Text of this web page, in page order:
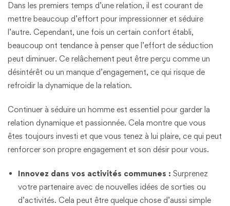
Dans les premiers temps d’une relation, il est courant de
mettre beaucoup d’effort pour impressionner et séduire
l’autre. Cependant, une fois un certain confort établi,
beaucoup ont tendance à penser que l’effort de séduction
peut diminuer. Ce relâchement peut être perçu comme un
désintérêt ou un manque d’engagement, ce qui risque de
refroidir la dynamique de la relation.
Continuer à séduire un homme est essentiel pour garder la
relation dynamique et passionnée. Cela montre que vous
êtes toujours investi et que vous tenez à lui plaire, ce qui peut
renforcer son propre engagement et son désir pour vous.
Innovez dans vos activités communes : Surprenez
votre partenaire avec de nouvelles idées de sorties ou
d’activités. Cela peut être quelque chose d’aussi simple